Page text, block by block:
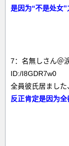
是因为“不是处女”
7：名無しさん＠
ID:/I8GDR7w0
全員彼氏居ました
反正肯定是因为